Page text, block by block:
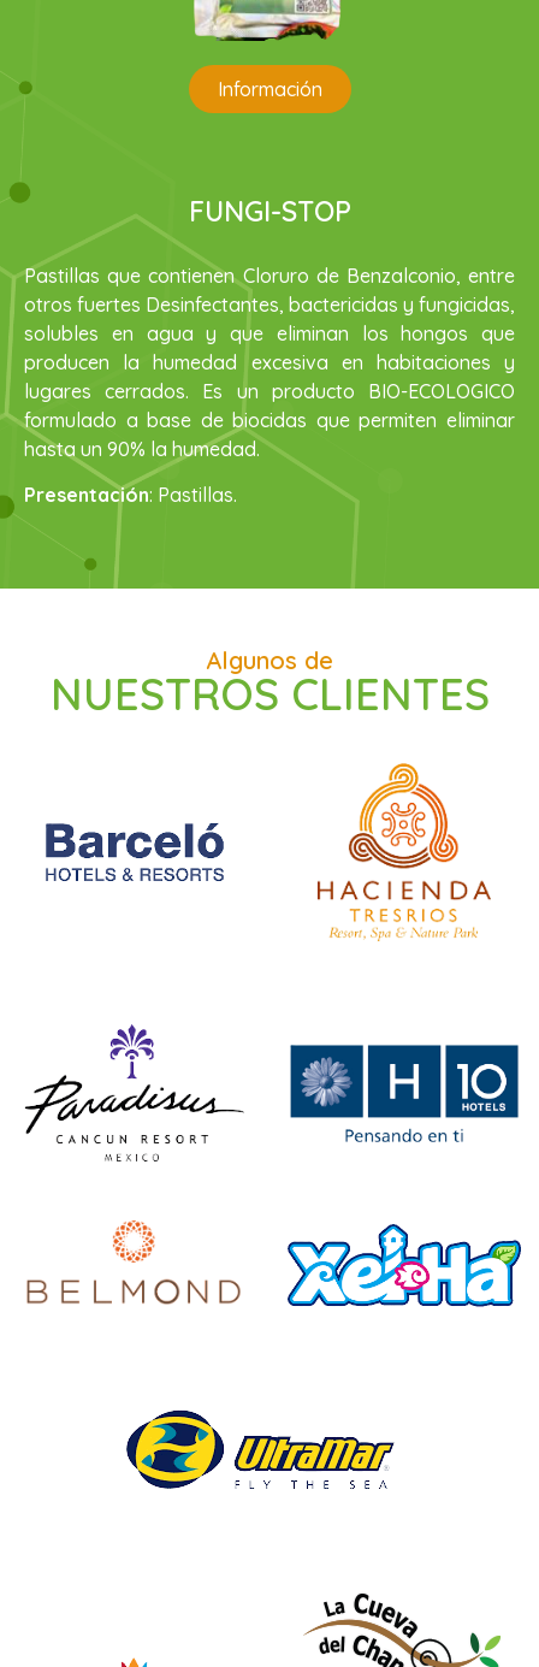
Información
FUNGI-STOP
Pastillas que contienen Cloruro de Benzalconio, entre
otros fuertes Desinfectantes, bactericidas y fungicidas,
solubles en agua y que eliminan los hongos que
producen la humedad excesiva en habitaciones y
lugares cerrados. Es un producto BIO-ECOLOGICO
formulado a base de biocidas que permiten eliminar
hasta un 90% la humedad.
Presentación: Pastillas.
Algunos de
NUESTROS CLIENTES